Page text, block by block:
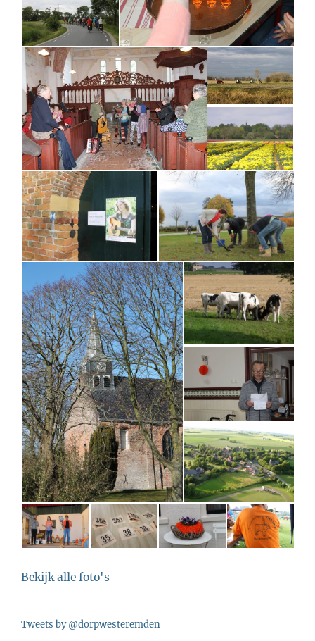
Bekijk alle foto's
Tweets by @dorpwesteremden